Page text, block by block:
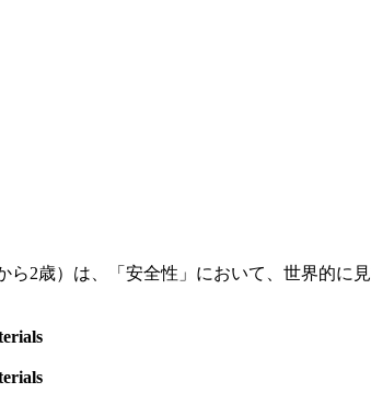
2歳）は、「安全性」において、世界的